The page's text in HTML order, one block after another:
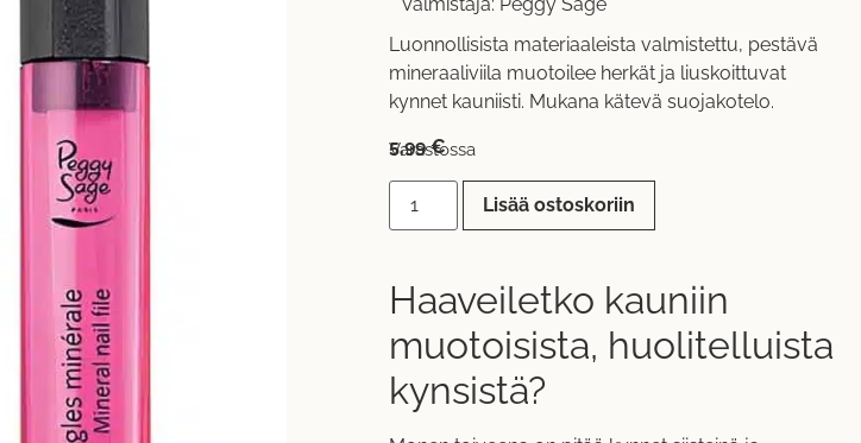
Luonnollisista materiaaleista valmistettu, pestävä
mineraaliviila muotoilee herkät ja liuskoittuvat
kynnet kauniisti. Mukana kätevä suojakotelo.
5,99€
Varastossa
Lisää ostoskoriin
Haaveiletko kauniin
muotoisista, huolitelluista
kynsistä?